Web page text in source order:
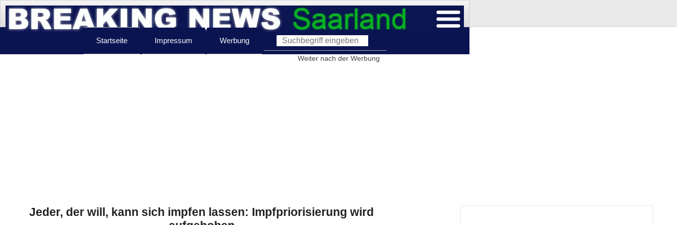
Startseite Impressum Werbung
Weiter nach der Werbung
Jeder, der will, kann sich impfen lassen: Impfpriorisierung wird